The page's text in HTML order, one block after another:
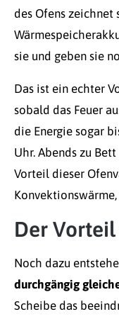
des Ofens zeichnet
sie und geben sie
Das ist ein echter
sobald das Feuer
die Energie sogar
Uhr. Abends zu
Vorteil dieser
Der
Noch dazu
durchgängig
Scheibe das